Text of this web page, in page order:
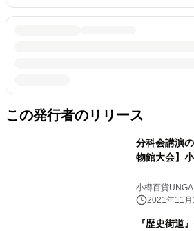
この発行者のリリース
分科会講演
物館大会】
小樽百貨
2021年11
『歴史街道